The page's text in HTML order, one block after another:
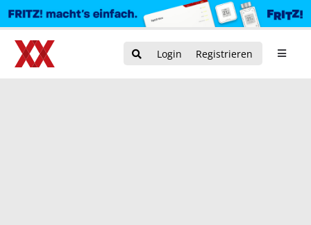
Login Registrieren